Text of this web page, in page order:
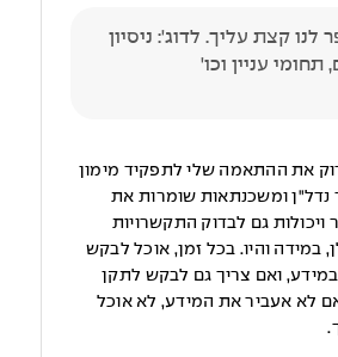
את ההתאמה שלי לתפקיד מימון
נדל"ן ומשכנתאות שומרות את
גם לבדוק התקשרויות
במידה והיו. בכל זמן, אוכל לבקש
ואם צריך גם לבקש לתקן
לא אעביר את המידע, לא אוכל